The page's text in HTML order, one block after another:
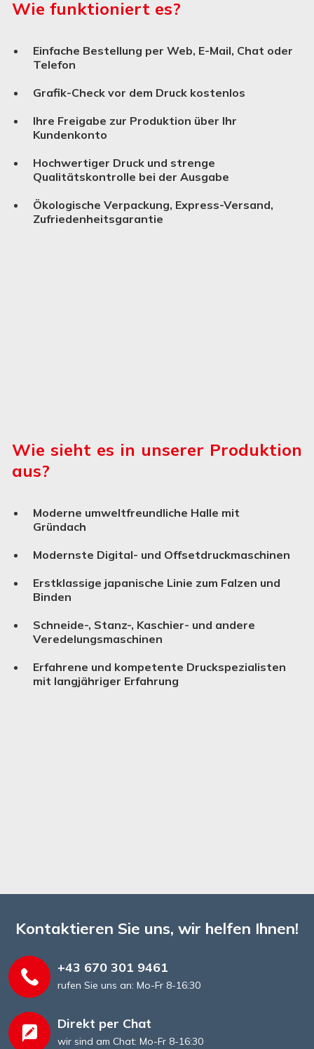
Wie funktioniert es?
Einfache Bestellung per Web, E-Mail, Chat oder
Telefon
Grafik-Check vor dem Druck kostenlos
Ihre Freigabe zur Produktion über Ihr
Kundenkonto
Hochwertiger Druck und strenge
Qualitätskontrolle bei der Ausgabe
Ökologische Verpackung, Express-Versand,
Zufriedenheitsgarantie
Wie sieht es in unserer Produktion
aus?
Moderne umweltfreundliche Halle mit
Gründach
Modernste Digital- und Offsetdruckmaschinen
Erstklassige japanische Linie zum Falzen und
Binden
Schneide-, Stanz-, Kaschier- und andere
Verede­lungs­ma­schinen
Erfahrene und kompetente Druckspezialisten
mit langjähriger Erfahrung
Kontaktieren Sie uns, wir helfen Ihnen!
+43 670 301 9461
rufen Sie uns an: Mo-Fr 8-16:30
Direkt per Chat
wir sind am Chat: Mo-Fr 8-16:30